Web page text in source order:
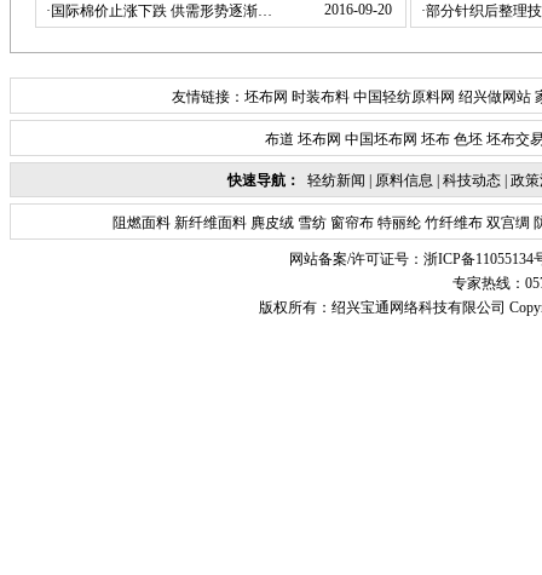
· 国际棉价止涨下跌 供需形势逐渐… 2016-09-20
·部分针织后整理
友情链接： 坯布网 时装布料 中国轻纺原料网 绍兴做网站
布道 坯布网 中国坯布网 坯布 色坯 坯布交
快速导航： 轻纺新闻 原料信息 科技动态| 政
阻燃面料新纤维面料麂皮绒雪纺窗帘布特丽纶竹纤维布双宫绸
网站备案/许可证号： 浙ICP备11055134
专家热线：
版权所有： 绍兴宝通网络科技有限公司